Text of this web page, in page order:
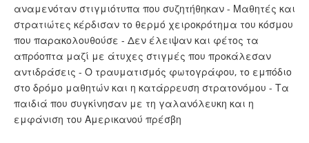
αναμενόταν στιγμιότυπα που συζητήθηκαν - Μαθητές και
στρατιώτες κέρδισαν το θερμό χειροκρότημα του κόσμου
που παρακολουθούσε - Δεν έλειψαν και φέτος τα
απρόοπτα μαζί με άτυχες στιγμές που προκάλεσαν
αντιδράσεις - Ο τραυματισμός φωτογράφου, το εμπόδιο
στο δρόμο μαθητών και η κατάρρευση στρατονόμου - Τα
παιδιά που συγκίνησαν με τη γαλανόλευκη και η
εμφάνιση του Αμερικανού πρέσβη